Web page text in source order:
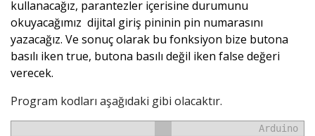
kullanacağız, parantezler içerisine durumunu
okuyacağımız dijital giriş pininin pin numarasını
yazacağız. Ve sonuç olarak bu fonksiyon bize butona
basılı iken true, butona basılı değil iken false değeri
verecek.
Program kodları aşağıdaki gibi olacaktır.
Arduino